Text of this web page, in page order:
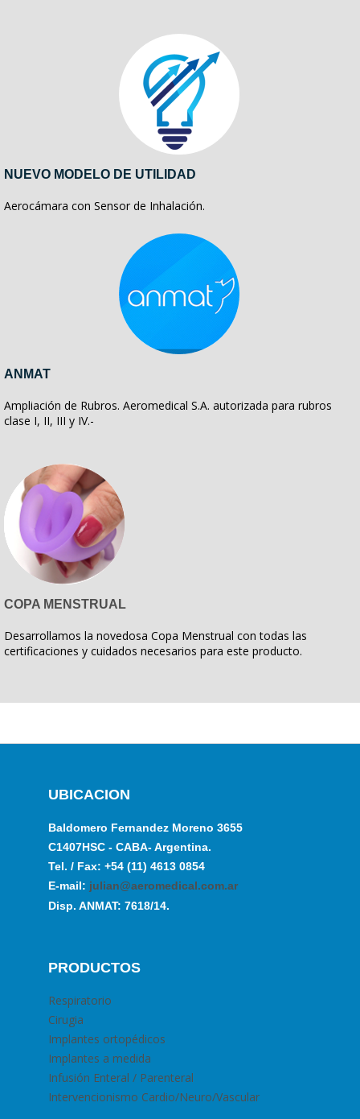
NUEVO MODELO DE UTILIDAD
Aerocámara con Sensor de Inhalación.
ANMAT
Ampliación de Rubros. Aeromedical S.A. autorizada para rubros
clase I, II, III y IV.-
COPA MENSTRUAL
Desarrollamos la novedosa Copa Menstrual con todas las
certificaciones y cuidados necesarios para este producto.
UBICACION
Baldomero Fernandez Moreno 3655
C1407HSC - CABA- Argentina.
Tel. / Fax: +54 (11) 4613 0854
E-mail: julian@aeromedical.com.ar
Disp. ANMAT: 7618/14.
PRODUCTOS
Respiratorio
Cirugia
Implantes ortopédicos
Implantes a medida
Infusión Enteral / Parenteral
Intervencionismo Cardio/Neuro/Vascular